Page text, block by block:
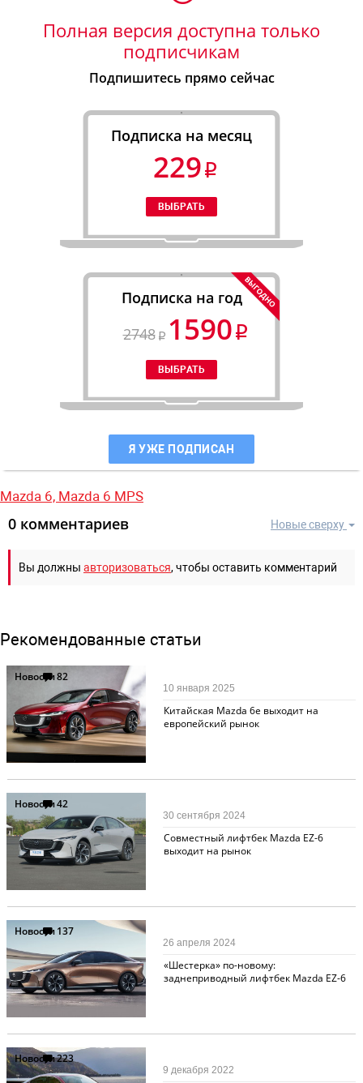
Полная версия доступна только
подписчикам
Подпишитесь прямо сейчас
Подписка на месяц
229
Подписка на год
2748
1590
Я УЖЕ ПОДПИСАН
Mazda 6, Mazda 6 MPS
Новые сверху
0 комментариев
Вы должны авторизоваться, чтобы оставить комментарий
Рекомендованные статьи
Новости82
Китайская Mazda 6e выходит на
европейский рынок
10 января 2025
Новости42
Совместный лифтбек Mazda EZ-6
выходит на рынок
30 сентября 2024
Новости137
«Шестерка» по-новому:
заднеприводный лифтбек Mazda EZ-6
26 апреля 2024
Новости223
9 декабря 2022